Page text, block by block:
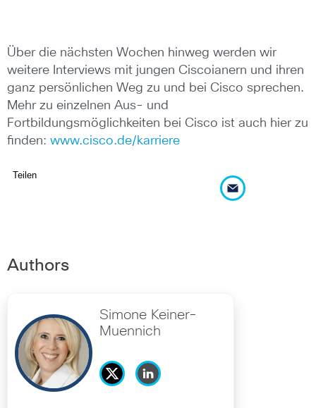
Über die nächsten Wochen hinweg werden wir
weitere Interviews mit jungen Ciscoianern und ihren
ganz persönlichen Weg zu und bei Cisco sprechen.
Mehr zu einzelnen Aus- und
Fortbildungsmöglichkeiten bei Cisco ist auch hier zu
finden: www.cisco.de/karriere
Teilen
Authors
Simone Keiner-
Muennich